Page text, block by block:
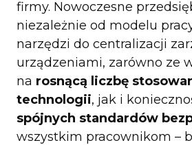
firmy. Nowoczesne
niezależnie od modelu
narzędzi do centralizacji
urządzeniami, zarówno ze
na rosnącą liczbę
technologii, jak i
spójnych standardów
wszystkim pracownikom –